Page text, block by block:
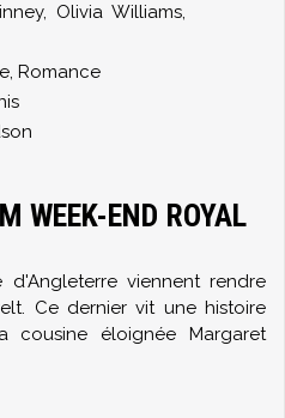
, Olivia Williams,
, Romance
WEEK-END ROYAL
viennent rendre
Ce dernier vit une histoire
cousine éloignée Margaret